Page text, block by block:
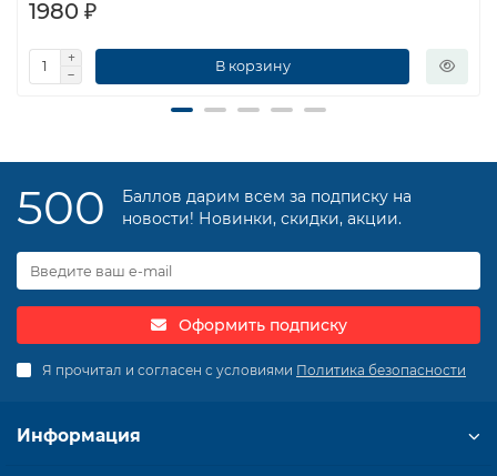
1980 ₽
В корзину
500
Баллов дарим всем за подписку на
новости! Новинки, скидки, акции.
Оформить подписку
Я прочитал и согласен с условиями Политика безопасности
Информация